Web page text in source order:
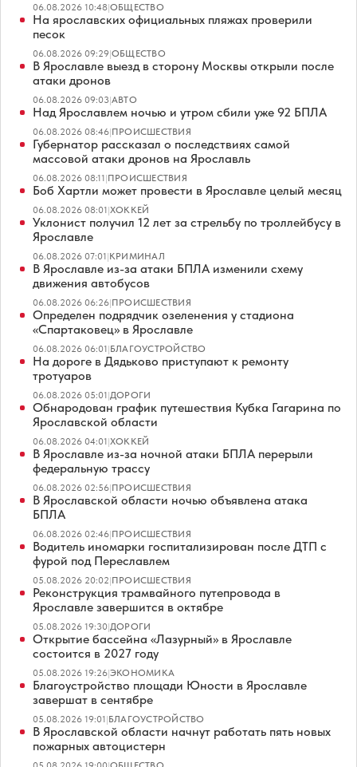
06.08.2026 10:48|ОБЩЕСТВО
На ярославских официальных пляжах проверили
песок
06.08.2026 09:29|ОБЩЕСТВО
В Ярославле выезд в сторону Москвы открыли после
атаки дронов
06.08.2026 09:03|АВТО
Над Ярославлем ночью и утром сбили уже 92 БПЛА
06.08.2026 08:46|ПРОИСШЕСТВИЯ
Губернатор рассказал о последствиях самой
массовой атаки дронов на Ярославль
06.08.2026 08:11|ПРОИСШЕСТВИЯ
Боб Хартли может провести в Ярославле целый месяц
06.08.2026 08:01|ХОККЕЙ
Уклонист получил 12 лет за стрельбу по троллейбусу в
Ярославле
06.08.2026 07:01|КРИМИНАЛ
В Ярославле из-за атаки БПЛА изменили схему
движения автобусов
06.08.2026 06:26|ПРОИСШЕСТВИЯ
Определен подрядчик озеленения у стадиона
«Спартаковец» в Ярославле
06.08.2026 06:01|БЛАГОУСТРОЙСТВО
На дороге в Дядьково приступают к ремонту
тротуаров
06.08.2026 05:01|ДОРОГИ
Обнародован график путешествия Кубка Гагарина по
Ярославской области
06.08.2026 04:01|ХОККЕЙ
В Ярославле из-за ночной атаки БПЛА перерыли
федеральную трассу
06.08.2026 02:56|ПРОИСШЕСТВИЯ
В Ярославской области ночью объявлена атака
БПЛА
06.08.2026 02:46|ПРОИСШЕСТВИЯ
Водитель иномарки госпитализирован после ДТП с
фурой под Переславлем
05.08.2026 20:02|ПРОИСШЕСТВИЯ
Реконструкция трамвайного путепровода в
Ярославле завершится в октябре
05.08.2026 19:30|ДОРОГИ
Открытие бассейна «Лазурный» в Ярославле
состоится в 2027 году
05.08.2026 19:26|ЭКОНОМИКА
Благоустройство площади Юности в Ярославле
завершат в сентябре
05.08.2026 19:01|БЛАГОУСТРОЙСТВО
В Ярославской области начнут работать пять новых
пожарных автоцистерн